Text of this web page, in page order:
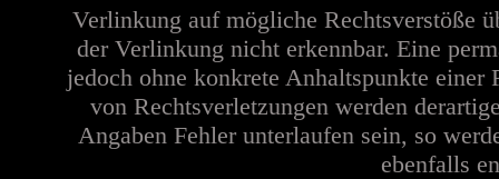
Verlinkung auf mögliche Rechtsverstöße
der Verlinkung nicht erkennbar. Eine
jedoch ohne konkrete Anhaltspunkte
von Rechtsverletzungen werden
Angaben Fehler unterlaufen sein, so
ebenfalls